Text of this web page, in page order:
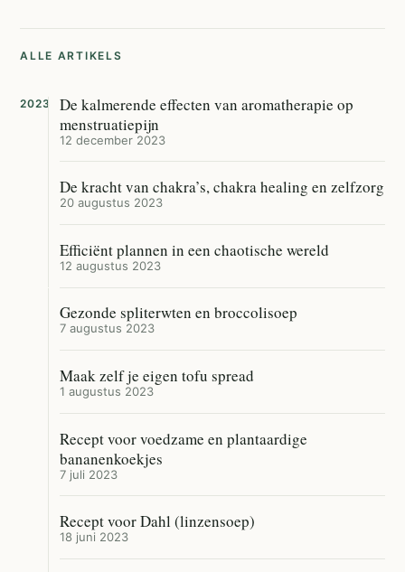
ALLE ARTIKELS
2023
De kalmerende effecten van aromatherapie op
menstruatiepijn
12 december 2023
De kracht van chakra’s, chakra healing en zelfzorg
20 augustus 2023
Efficiënt plannen in een chaotische wereld
12 augustus 2023
Gezonde spliterwten en broccolisoep
7 augustus 2023
Maak zelf je eigen tofu spread
1 augustus 2023
Recept voor voedzame en plantaardige
bananenkoekjes
7 juli 2023
Recept voor Dahl (linzensoep)
18 juni 2023